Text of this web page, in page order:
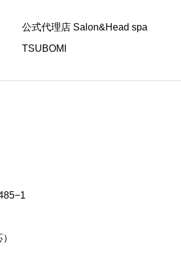
公式代理店 Salon&Head spa
TSUBOMI